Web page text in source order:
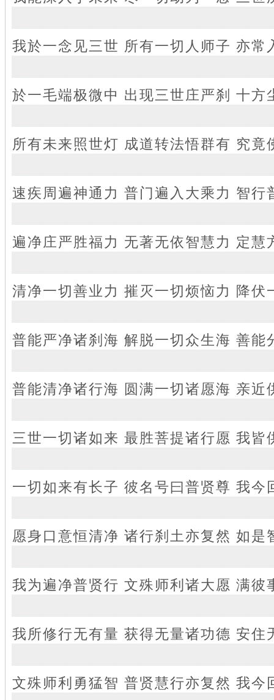
我於一念见三世 所有一切人师子 亦常
於一毛端极微中 出现三世庄严刹 十方
所有未来照世灯 成道转法悟群有 究
速疾周遍神通力 普门遍入大乘力 智行
遍净庄严胜福力 无著无依智慧力 定慧
清净一切善业力 摧灭一切烦恼力 降伏
普能严净诸刹海 解脱一切众生海 善能
普能清净诸行海 圆满一切诸愿海 亲近
三世一切诸如来 最胜菩提诸行愿 我皆
一切如来有长子 彼名号曰普贤尊 我今
愿身口意恒清净 诸行刹土亦复然 如是
我为遍净普贤行 文殊师利诸大愿 满彼
我所修行无有量 获得无量诸功德 安住
文殊师利勇猛智 普贤慧行亦复然 我今